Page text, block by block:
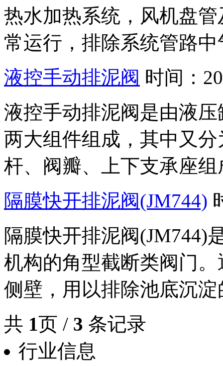
热水加热系统，风机盘
常运行，排除系统管路
液控手动排泥阀 时间：
液控手动排泥阀是由液
两大组件组成，其中又
杆、阀瓣、上下支承座组
隔膜快开排泥阀(JM744)
隔膜快开排泥阀(JM744)
机构的角型截断类阀门
侧壁，用以排除池底沉
共 1页 / 3 条记录
行业信息